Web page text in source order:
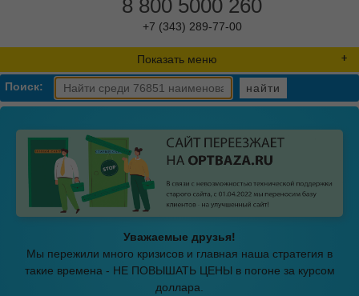
8 800 5000 260
+7 (343) 289-77-00
Показать меню
Поиск: найти
Уважаемые друзья!
Мы пережили много кризисов и главная наша стратегия в
такие времена - НЕ ПОВЫШАТЬ ЦЕНЫ в погоне за курсом
доллара.